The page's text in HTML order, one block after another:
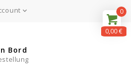

Bord
0
0,00 €